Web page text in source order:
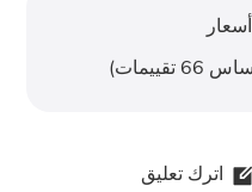
أسعار
66 تقييمات)
اترك تعليق